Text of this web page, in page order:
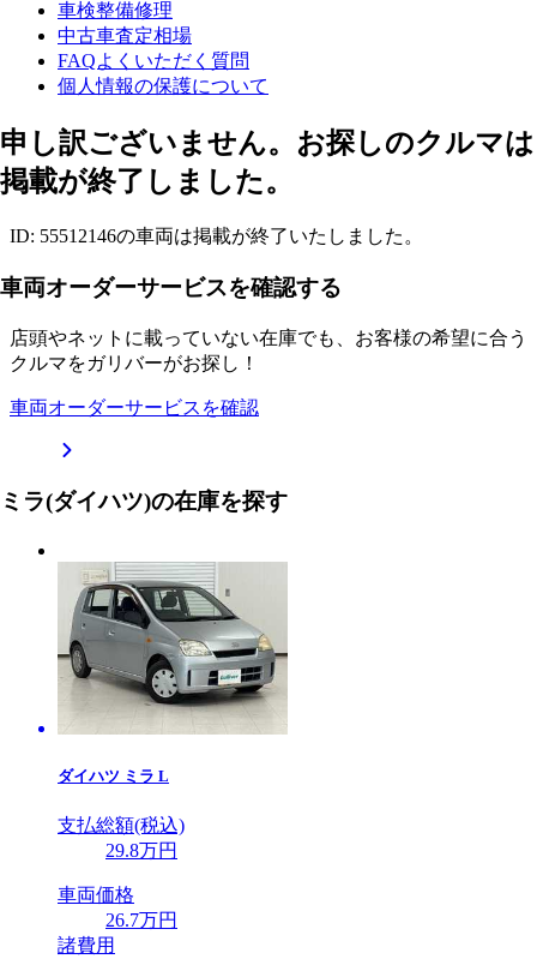
車検整備修理
中古車査定相場
FAQよくいただく質問
個人情報の保護について
申し訳ございません。お探しのクルマは
掲載が終了しました。
ID: 55512146の車両は掲載が終了いたしました。
車両オーダーサービスを確認する
店頭やネットに載っていない在庫でも、お客様の希望に合う
クルマをガリバーがお探し！
車両オーダーサービスを確認
ミラ(ダイハツ)の在庫を探す
ダイハツ ミラ L
支払総額(税込)
29.8万円
車両価格
26.7万円
諸費用